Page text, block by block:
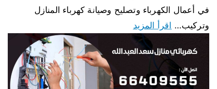
في أعمال الكهرباء وتصليح وصيانة كهرباء المنازل
وتركيب… اقرأ المزيد